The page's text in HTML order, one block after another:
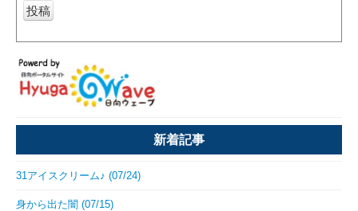
新着記事
31アイスクリーム♪ (07/24)
身から出た闇 (07/15)